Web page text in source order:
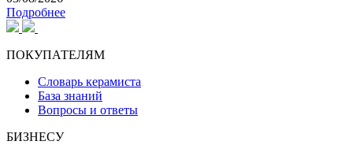
Подробнее
ПОКУПАТЕЛЯМ
Словарь керамиста
База знаний
Вопросы и ответы
БИЗНЕСУ